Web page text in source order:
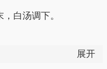
白汤调下。
展开